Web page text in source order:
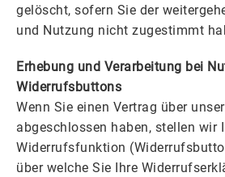
gelöscht, sofern Sie der
und Nutzung nicht zugestimmt
Erhebung und Verarbeitung bei
Widerrufsbuttons
Wenn Sie einen Vertrag über
abgeschlossen haben, stellen wir
Widerrufsfunktion
über welche Sie Ihre